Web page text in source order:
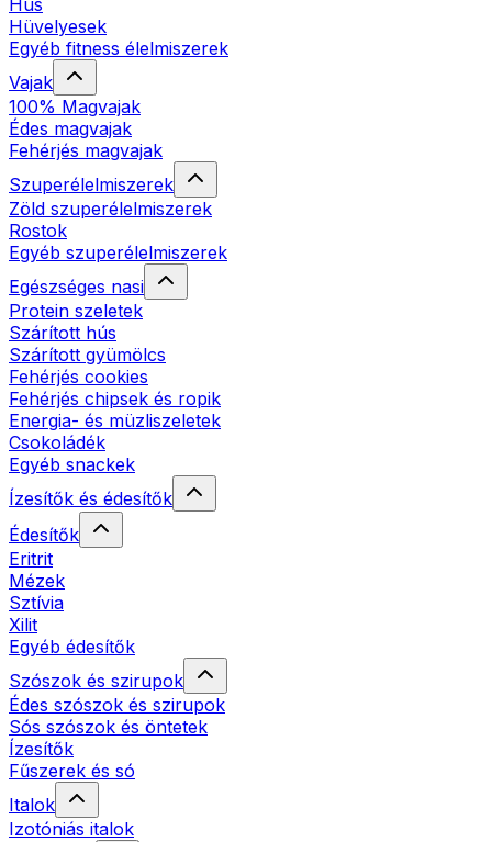
Hús
Hüvelyesek
Egyéb fitness élelmiszerek
Vajak
100% Magvajak
Édes magvajak
Fehérjés magvajak
Szuperélelmiszerek
Zöld szuperélelmiszerek
Rostok
Egyéb szuperélelmiszerek
Egészséges nasi
Protein szeletek
Szárított hús
Szárított gyümölcs
Fehérjés cookies
Fehérjés chipsek és ropik
Energia- és müzliszeletek
Csokoládék
Egyéb snackek
Ízesítők és édesítők
Édesítők
Eritrit
Mézek
Sztívia
Xilit
Egyéb édesítők
Szószok és szirupok
Édes szószok és szirupok
Sós szószok és öntetek
Ízesítők
Fűszerek és só
Italok
Izotóniás italok